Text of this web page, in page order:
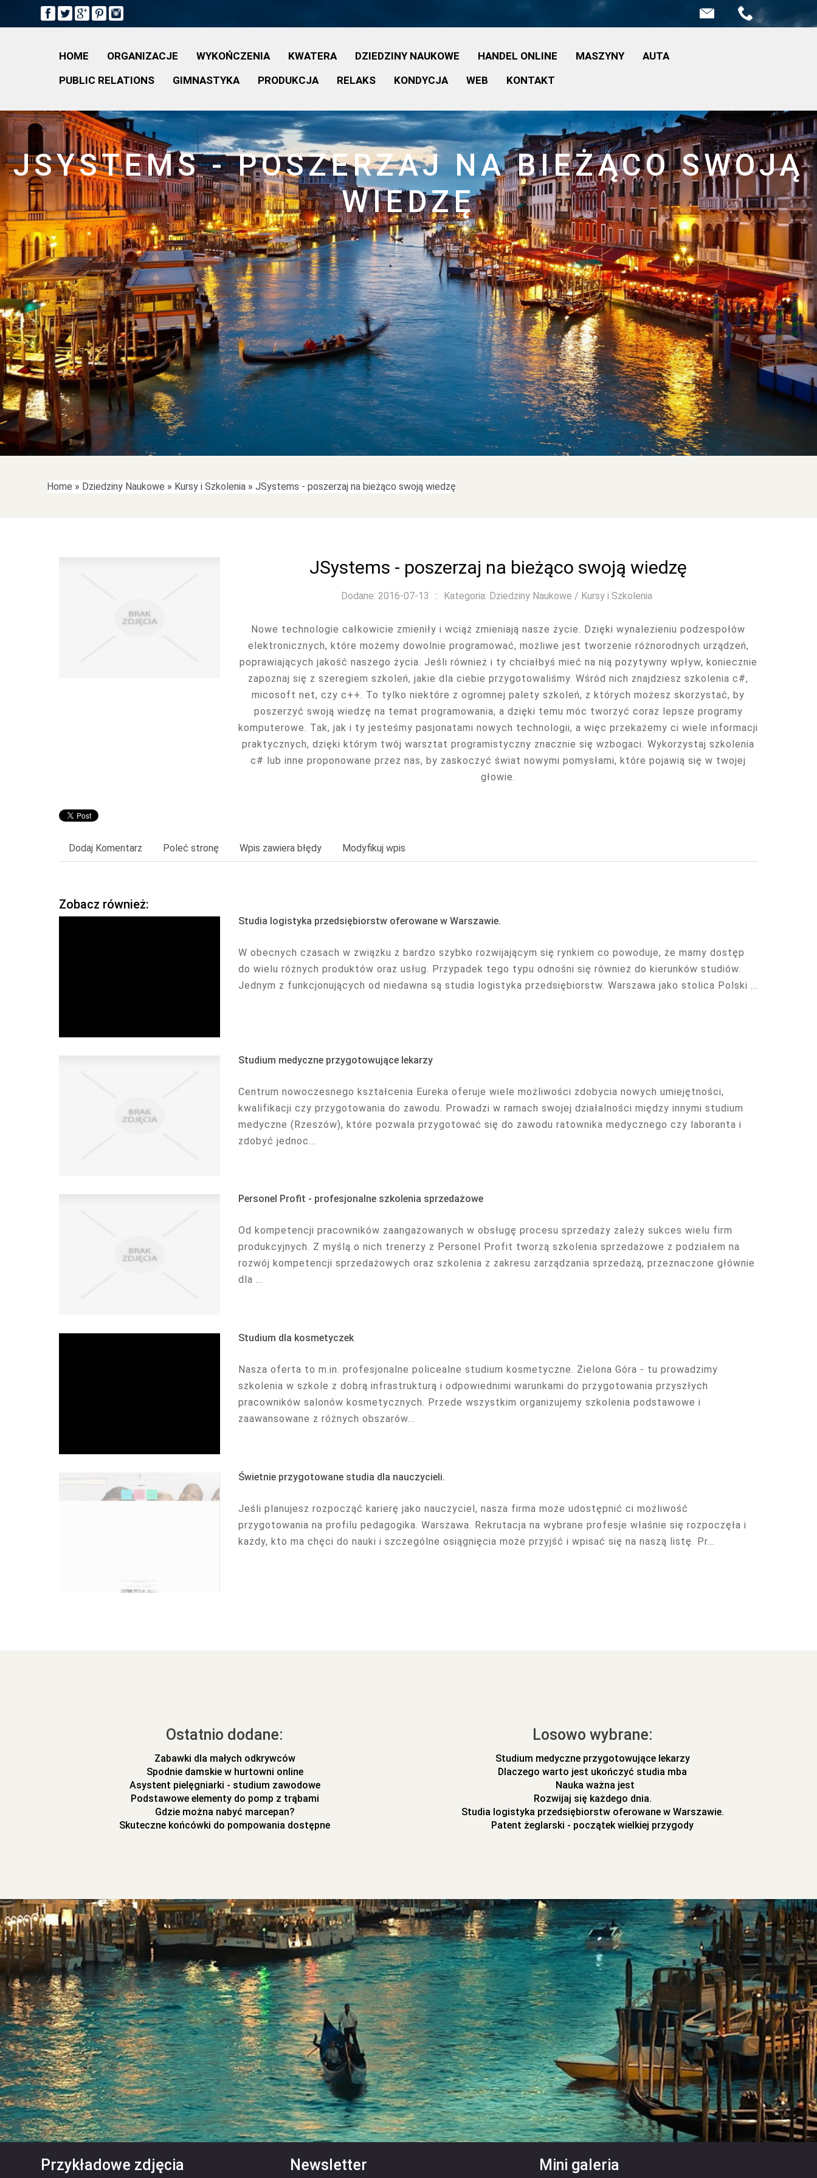
HOME ORGANIZACJE WYKOŃCZENIA KWATERA DZIEDZINY NAUKOWE HANDEL ONLINE MASZYNY
AUTA
PUBLIC RELATIONS
GIMNASTYKA PRODUKCJA RELAKS KONDYCJA WEB KONTAKT
JSYSTEMS - POSZERZAJ NA BIEŻĄCO SWOJĄ
WIEDZĘ
Home » Dziedziny Naukowe » Kursy i Szkolenia » JSystems - poszerzaj na bieżąco swoją wiedzę
JSystems - poszerzaj na bieżąco swoją wiedzę
Dodane: 2016-07-13 :: Kategoria: Dziedziny Naukowe / Kursy i Szkolenia
Nowe technologie całkowicie zmieniły i wciąż zmieniają nasze życie. Dzięki wynalezieniu podzespołów
elektronicznych, które możemy dowolnie programować, możliwe jest tworzenie różnorodnych urządzeń,
poprawiających jakość naszego życia. Jeśli również i ty chciałbyś mieć na nią pozytywny wpływ, koniecznie
zapoznaj się z szeregiem szkoleń, jakie dla ciebie przygotowaliśmy. Wśród nich znajdziesz szkolenia c#,
micosoft net, czy c++. To tylko niektóre z ogromnej palety szkoleń, z których możesz skorzystać, by
poszerzyć swoją wiedzę na temat programowania, a dzięki temu móc tworzyć coraz lepsze programy
komputerowe. Tak, jak i ty jesteśmy pasjonatami nowych technologii, a więc przekażemy ci wiele informacji
praktycznych, dzięki którym twój warsztat programistyczny znacznie się wzbogaci. Wykorzystaj szkolenia
c# lub inne proponowane przez nas, by zaskoczyć świat nowymi pomysłami, które pojawią się w twojej
głowie.
Dodaj Komentarz Poleć stronę Wpis zawiera błędy Modyfikuj wpis
Zobacz również:
Studia logistyka przedsiębiorstw oferowane w Warszawie.
W obecnych czasach w związku z bardzo szybko rozwijającym się rynkiem co powoduje, że mamy dostęp
do wielu różnych produktów oraz usług. Przypadek tego typu odnośni się również do kierunków studiów.
Jednym z funkcjonujących od niedawna są studia logistyka przedsiębiorstw. Warszawa jako stolica Polski ...
Studium medyczne przygotowujące lekarzy
Centrum nowoczesnego kształcenia Eureka oferuje wiele możliwości zdobycia nowych umiejętności,
kwalifikacji czy przygotowania do zawodu. Prowadzi w ramach swojej działalności między innymi studium
medyczne (Rzeszów), które pozwala przygotować się do zawodu ratownika medycznego czy laboranta i
zdobyć jednoc...
Personel Profit - profesjonalne szkolenia sprzedażowe
Od kompetencji pracowników zaangażowanych w obsługę procesu sprzedaży zależy sukces wielu firm
produkcyjnych. Z myślą o nich trenerzy z Personel Profit tworzą szkolenia sprzedażowe z podziałem na
rozwój kompetencji sprzedażowych oraz szkolenia z zakresu zarządzania sprzedażą, przeznaczone głównie
dla ...
Studium dla kosmetyczek
Nasza oferta to m.in. profesjonalne policealne studium kosmetyczne. Zielona Góra - tu prowadzimy
szkolenia w szkole z dobrą infrastrukturą i odpowiednimi warunkami do przygotowania przyszłych
pracowników salonów kosmetycznych. Przede wszystkim organizujemy szkolenia podstawowe i
zaawansowane z różnych obszarów...
Świetnie przygotowane studia dla nauczycieli.
Jeśli planujesz rozpocząć karierę jako nauczyciel, nasza firma może udostępnić ci możliwość
przygotowania na profilu pedagogika. Warszawa. Rekrutacja na wybrane profesje właśnie się rozpoczęła i
każdy, kto ma chęci do nauki i szczególne osiągnięcia może przyjść i wpisać się na naszą listę. Pr...
Ostatnio dodane:
Zabawki dla małych odkrywców
Spodnie damskie w hurtowni online
Asystent pielęgniarki - studium zawodowe
Podstawowe elementy do pomp z trąbami
Gdzie można nabyć marcepan?
Skuteczne końcówki do pompowania dostępne
Losowo wybrane:
Studium medyczne przygotowujące lekarzy
Dlaczego warto jest ukończyć studia mba
Nauka ważna jest
Rozwijaj się każdego dnia.
Studia logistyka przedsiębiorstw oferowane w Warszawie.
Patent żeglarski - początek wielkiej przygody
Przykładowe zdjęcia Newsletter Mini galeria